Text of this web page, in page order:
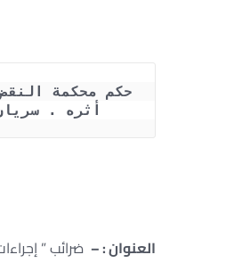
أثره . سريان
العنوان : – ضرائب ”